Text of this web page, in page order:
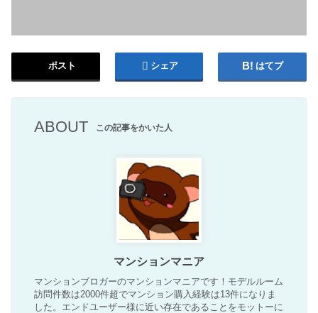
ポスト シェア はてブ
ABOUT この記事をかいた人
マンションマニア
マンションブロガーのマンションマニアです！モデルルーム
訪問件数は2000件超でマンション購入経験は13件になりま
した。エンドユーザー様に近い存在であることをモットーに